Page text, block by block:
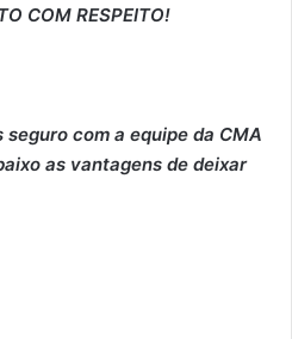
COM RESPEITO!
com a equipe da CMA
as vantagens de deixar